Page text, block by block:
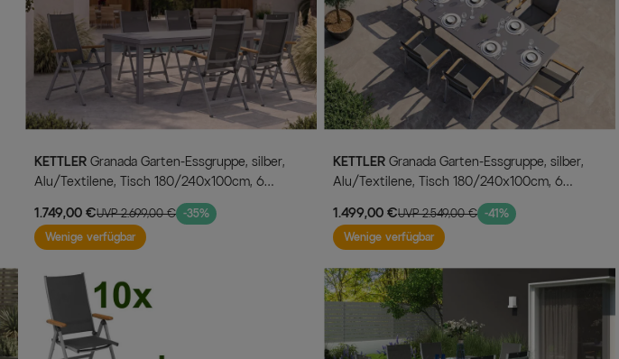
KETTLER
Alu/Textilene, Tisch 180/240x100cm, 6
1.749,00 €UVP 2.699,00 € -35%
Wenige verfügbar
KETTLER
Alu/Textilene, Tisch 180/240x100cm, 6
1.499,00 €UVP 2.549,00 € -41%
Wenige verfügbar